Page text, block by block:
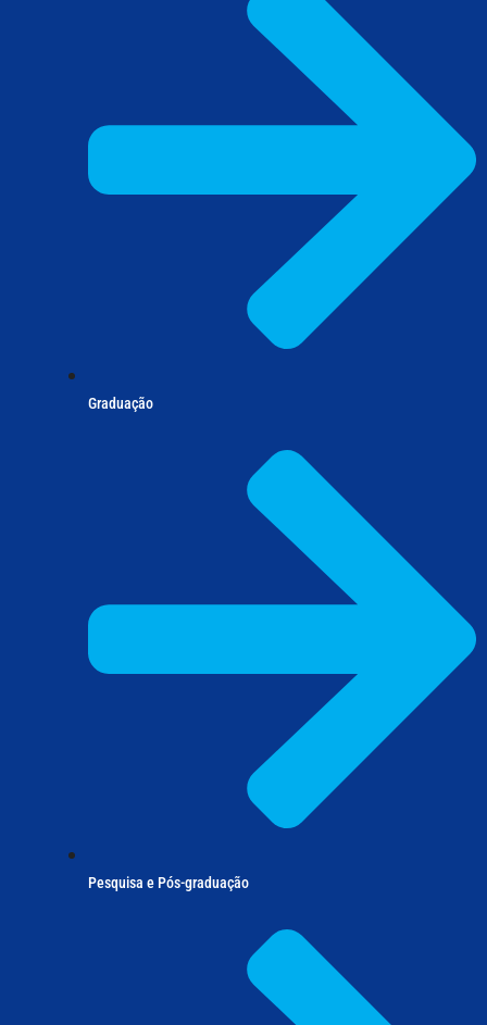
Graduação
Pesquisa e Pós-graduação